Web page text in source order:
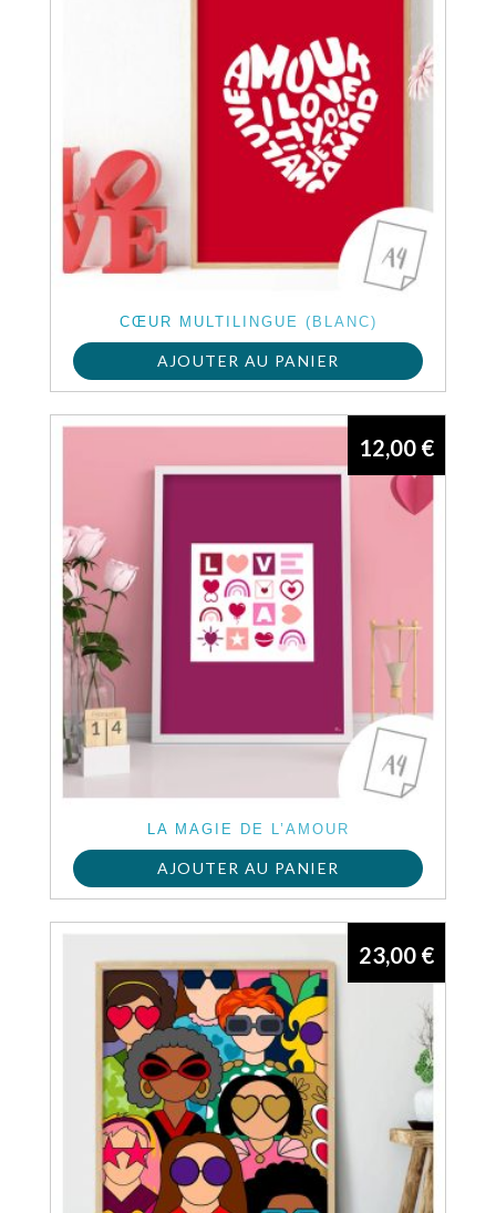
CŒUR MULTILINGUE (BLANC)
AJOUTER AU PANIER
LA MAGIE DE L’AMOUR
12,00 €
AJOUTER AU PANIER
23,00 €